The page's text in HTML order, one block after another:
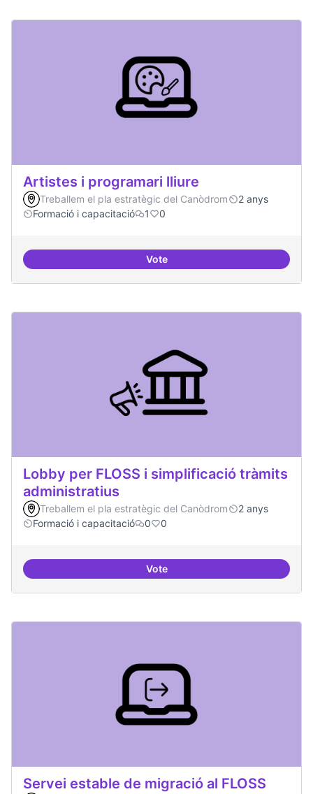
Artistes i programari lliure
Treballem el pla estratègic del Canòdrom
2 anys
Formació i capacitació
1 0
VoteArtistes i programari lliure
Lobby per FLOSS i simplificació tràmits
administratius
Treballem el pla estratègic del Canòdrom
2 anys
Formació i capacitació
0 0
VoteLobby per FLOSS i
Servei estable de migració al FLOSS